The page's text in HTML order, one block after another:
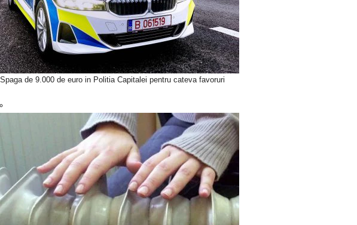
Spaga de 9.000 de euro in Politia Capitalei pentru cateva favoruri